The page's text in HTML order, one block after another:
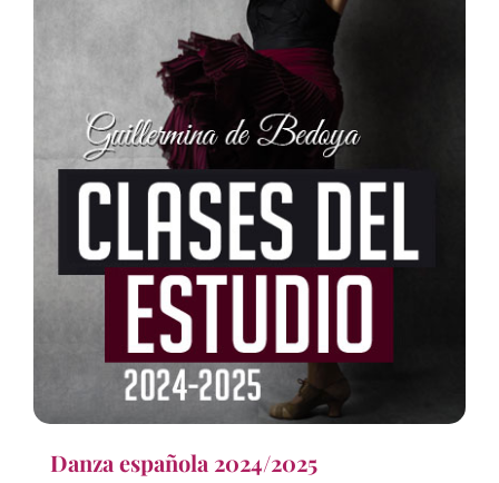
Danza española 2024/2025